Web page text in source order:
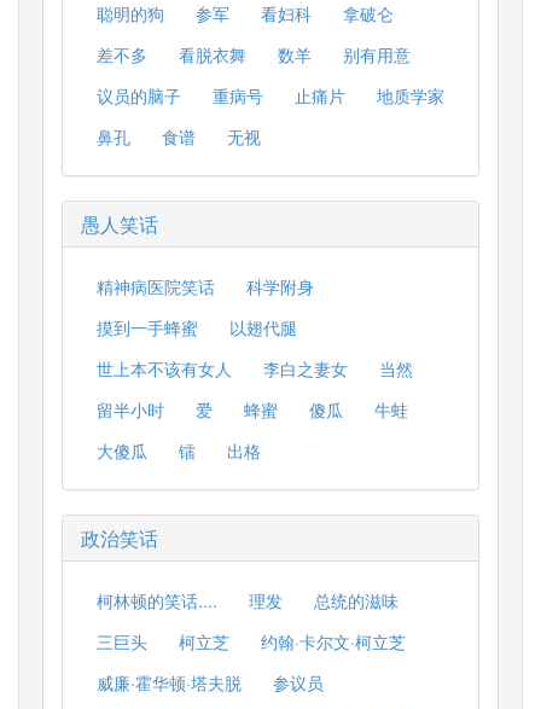
聪明的狗 参军 看妇科
拿破仑
差不多
看脱衣舞 数羊
别有用意
议员的脑子
重病号 止痛片
地质学家
鼻孔
食谱 无视
愚人笑话
精神病医院笑话
科学附身
摸到一手蜂蜜
以翅代腿
世上本不该有女人
李白之妻女
当然
留半小时
爱 蜂蜜 傻瓜
牛蛙
大傻瓜
镭 出格
政治笑话
柯林顿的笑话.... 理发
总统的滋味
三巨头
柯立芝
约翰·卡尔文·柯立芝
威廉·霍华顿·塔夫脱
参议员